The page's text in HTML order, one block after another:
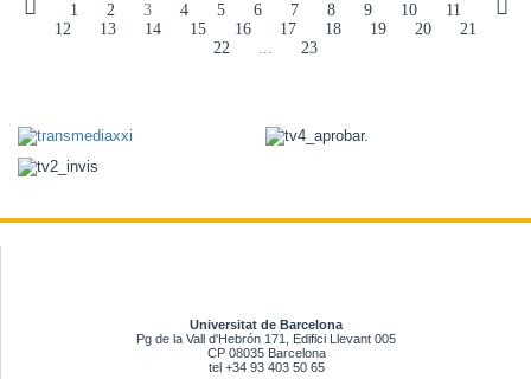
1 2 3 4 5 6 7 8 9 10
11
12
13 14 15 16 17 18 19 20
21
22
... 23
Universitat de Barcelona
Pg de la Vall d'Hebrón 171, Edifici Llevant 005
CP 08035 Barcelona
tel +34 93 403 50 65